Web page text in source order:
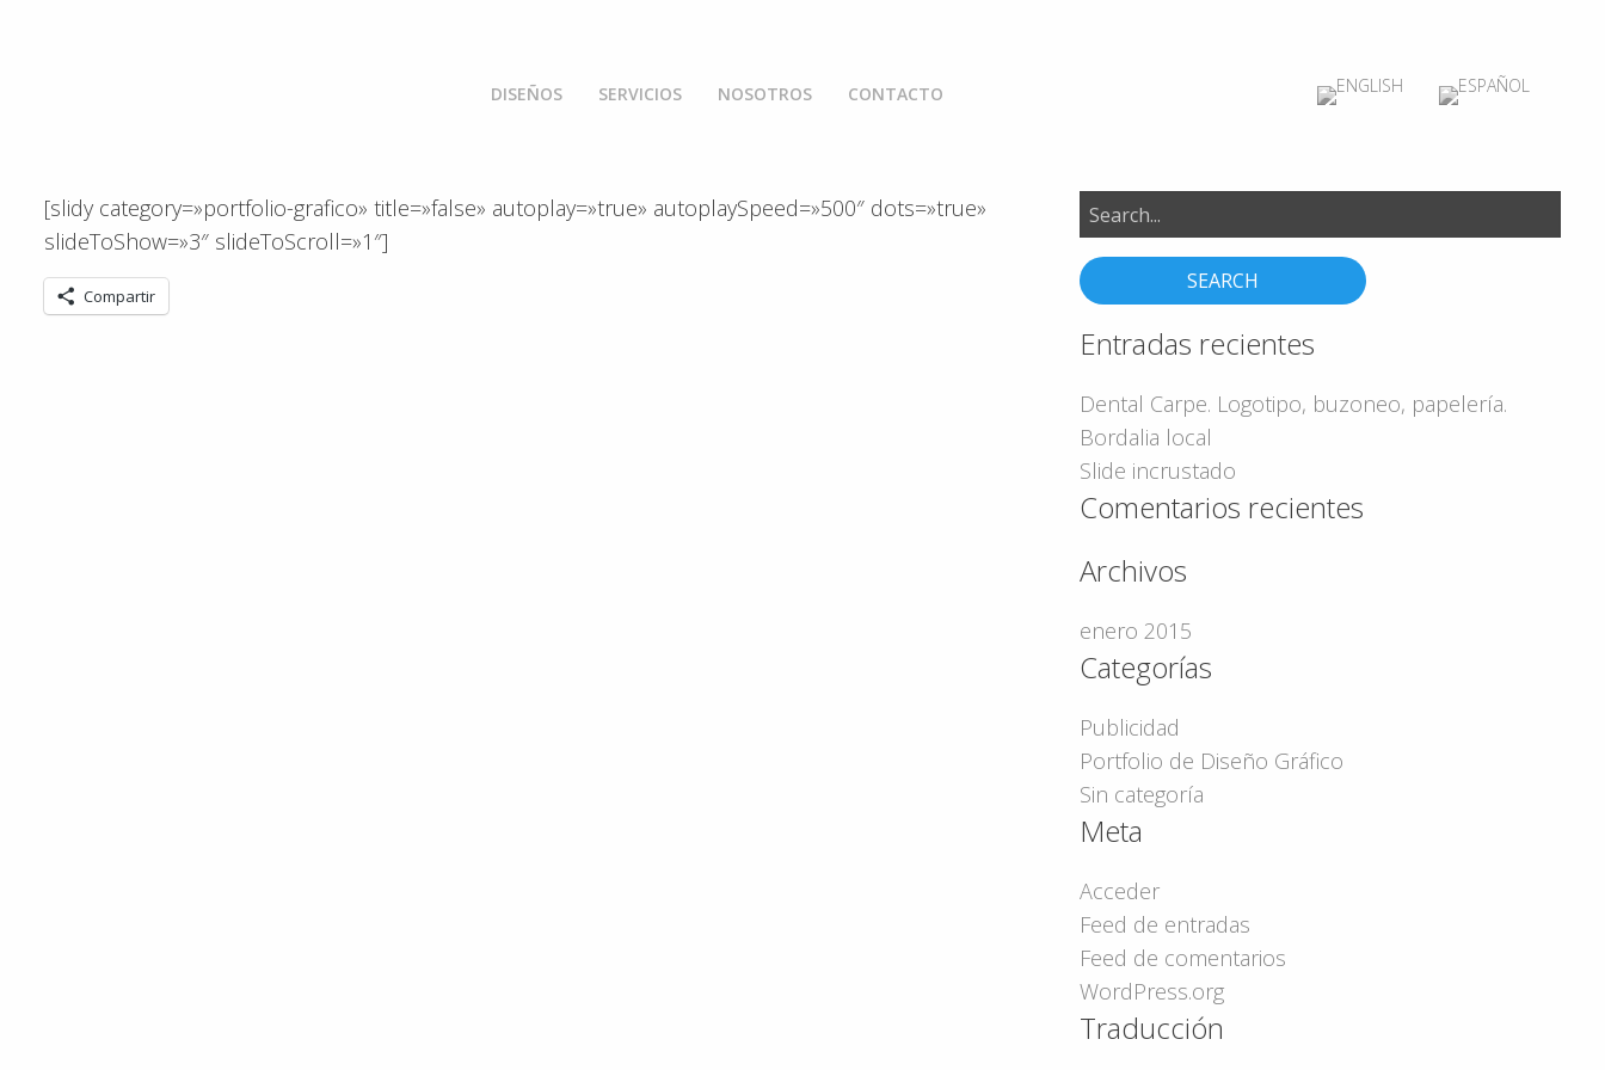
DISEÑOS SERVICIOS NOSOTROS CONTACTO
[slidy category=»portfolio-grafico» title=»false» autoplay=»true» autoplaySpeed=»500″ dots=»true»
slideToShow=»3″ slideToScroll=»1″]
Compartir
Search
for:
Entradas recientes
Dental Carpe. Logotipo, buzoneo, papelería.
Bordalia local
Slide incrustado
Comentarios recientes
Archivos
enero 2015
Categorías
Publicidad
Portfolio de Diseño Gráfico
Sin categoría
Meta
Acceder
Feed de entradas
Feed de comentarios
WordPress.org
Traducción